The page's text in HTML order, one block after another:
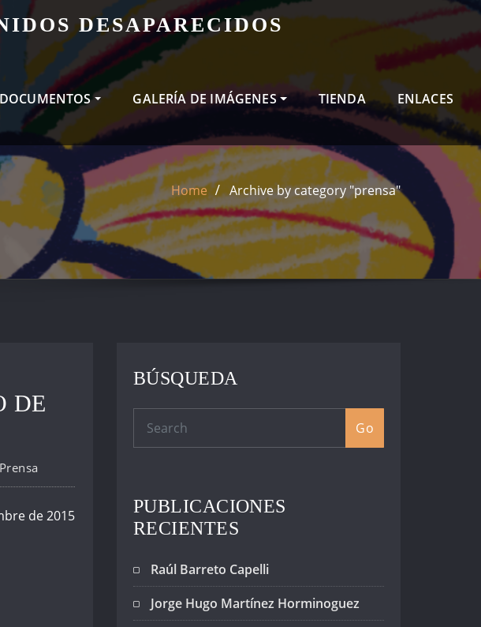
DESAPARECIDOS
DOCUMENTOS GALERÍA DE IMÁGENES TIENDA ENLACES
Home Archive by category "prensa"
DE
Prensa
de 2015
BÚSQUEDA
Go
PUBLICACIONES
RECIENTES
Raúl Barreto Capelli
Jorge Hugo Martínez Horminoguez